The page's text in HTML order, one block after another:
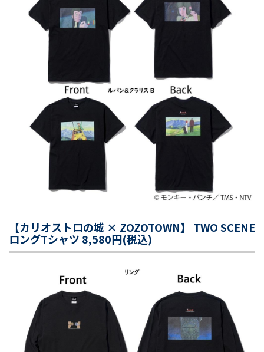
【カリオストロの城 × ZOZOTOWN】 TWO SCENE
ロングTシャツ 8,580円(税込)